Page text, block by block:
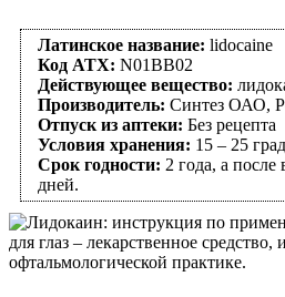
Латинское название: lidocaine
Код АТХ: N01BB02
Действующее вещество:
Производитель: Синтез ОАО,
Отпуск из аптеки: Без рецепта
Условия хранения: 15 – 25
Срок годности: 2 года, а после
дней.
для глаз – лекарственное средство,
офтальмологической практике.